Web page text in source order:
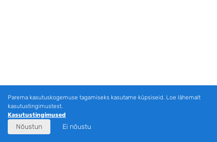
Parema kasutuskogemuse tagamiseks kasutame küpsiseid. Loe lähemalt
kasutustingimustest.
Kasutustingimused
Nõustun Ei nõustu